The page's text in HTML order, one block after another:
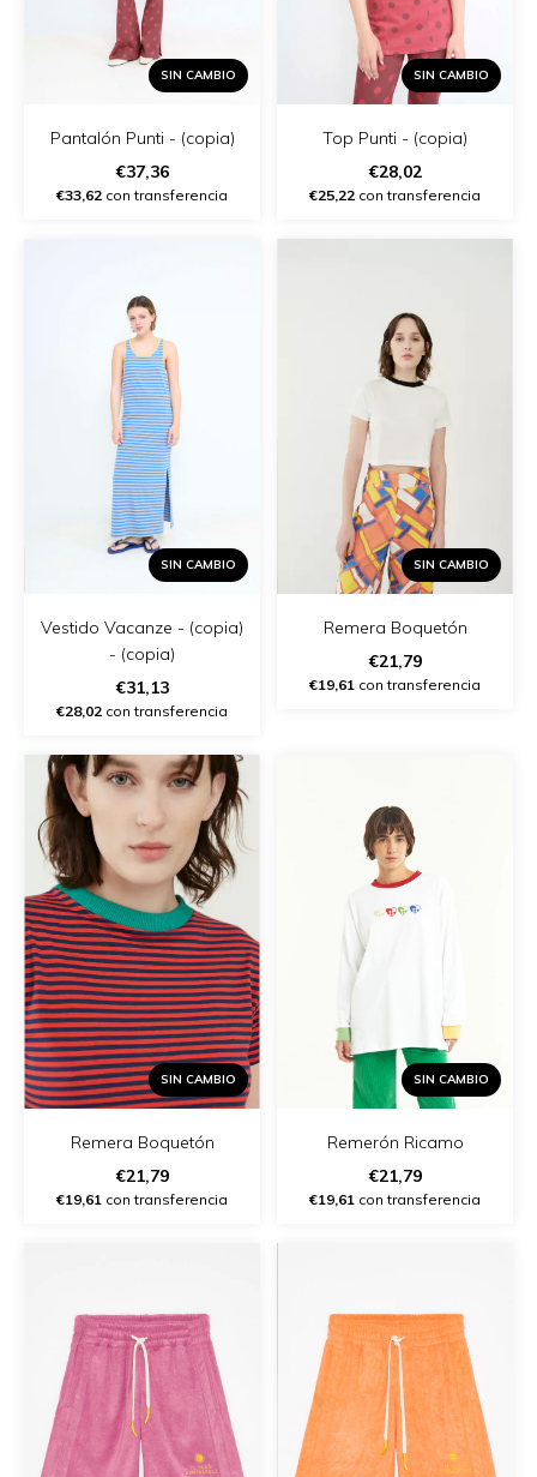
SIN CAMBIO
Pantalón Punti - (copia)
€37,36
€33,62 con transferencia
SIN CAMBIO
Top Punti - (copia)
€28,02
€25,22 con transferencia
SIN CAMBIO
Vestido Vacanze - (copia)
- (copia)
€31,13
€28,02 con transferencia
SIN CAMBIO
Remera Boquetón
€21,79
€19,61 con transferencia
SIN CAMBIO
Remera Boquetón
€21,79
€19,61 con transferencia
SIN CAMBIO
Remerón Ricamo
€21,79
€19,61 con transferencia